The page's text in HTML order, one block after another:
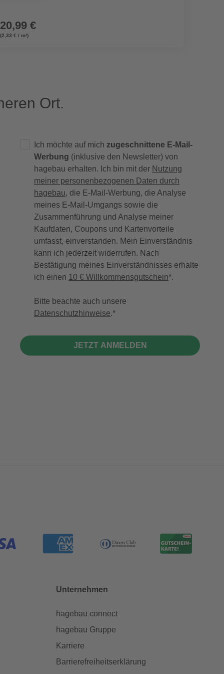
20,99 €
(2,33 € / m²)
Ort.
Ich möchte auf mich zugeschnittene E-Mail-
Werbung (inklusive den Newsletter) von
hagebau erhalten. Ich bin mit der Nutzung
meiner personenbezogenen Daten durch
hagebau, die E-Mail-Werbung, die Analyse
meines E-Mail-Umgangs sowie die
Zusammenführung und Analyse meiner
Kaufdaten, Coupons und Kartenvorteile
umfasst, einverstanden. Mein Einverständnis
kann ich jederzeit widerrufen. Nach
Bestätigung meines Einverständnisses erhalte
ich einen 10 € Willkommensgutschein*.
Bitte beachte auch unsere
Datenschutzhinweise.
JETZT ANMELDEN
Unternehmen
hagebau connect
hagebau Gruppe
Karriere
Barrierefreiheitserklärung